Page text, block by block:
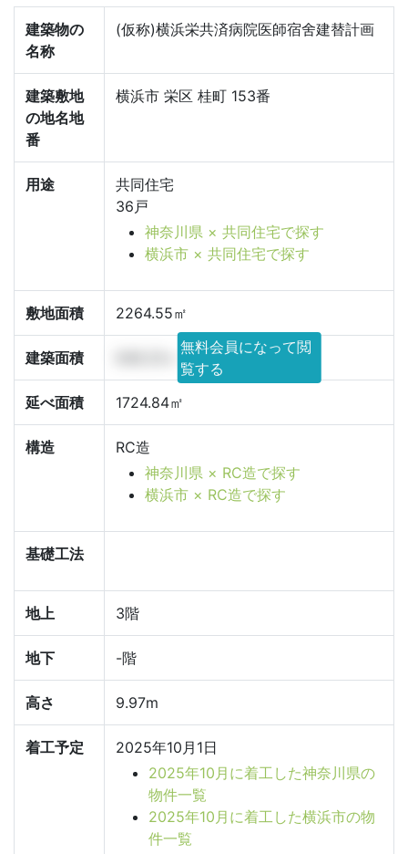
建築物の
名称
(仮称)横浜栄共済病院医師宿舍建替計画
建築敷地
の地名地
番
横浜市 栄区 桂町 153番
用途
共同住宅
36戸
神奈川県 × 共同住宅で探す
横浜市 × 共同住宅で探す
敷地面積 2264.55㎡
建築面積
無料会員になって閲
覧する
延べ面積
1724.84㎡
構造
RC造
神奈川県 × RC造で探す
横浜市 × RC造で探す
基礎工法
地上 3階
地下 -階
高さ 9.97m
着工予定
2025年10月1日
2025年10月に着工した神奈川県の
物件一覧
2025年10月に着工した横浜市の物
件一覧